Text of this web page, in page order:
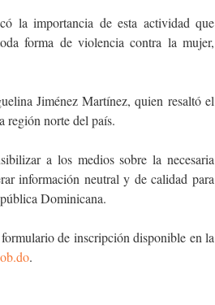
la importancia de esta actividad que
forma de violencia contra la mujer,
Jiménez Martínez, quien resaltó el
región norte del país.
a los medios sobre la necesaria
información neutral y de calidad para
Dominicana.
de inscripción disponible en la
.